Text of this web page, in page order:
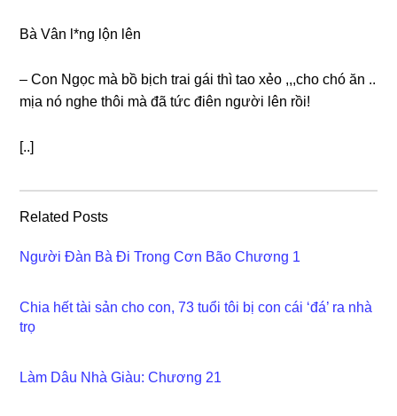
Bà Vân l*nɡ lộn lên
– Con Ngọc mà bồ bịch trai ɡái thì tao xẻo ,,,cho chó ăn ..
mịa nó nghe thôi mà đã tức điên người lên rồi!
[..]
Related Posts
Người Đàn Bà Đi Trong Cơn Bão Chương 1
Chia hết tài sản cho con, 73 tuổi tôi bị con cái ‘đá’ ra nhà
trọ
Làm Dâu Nhà Giàu: Chương 21